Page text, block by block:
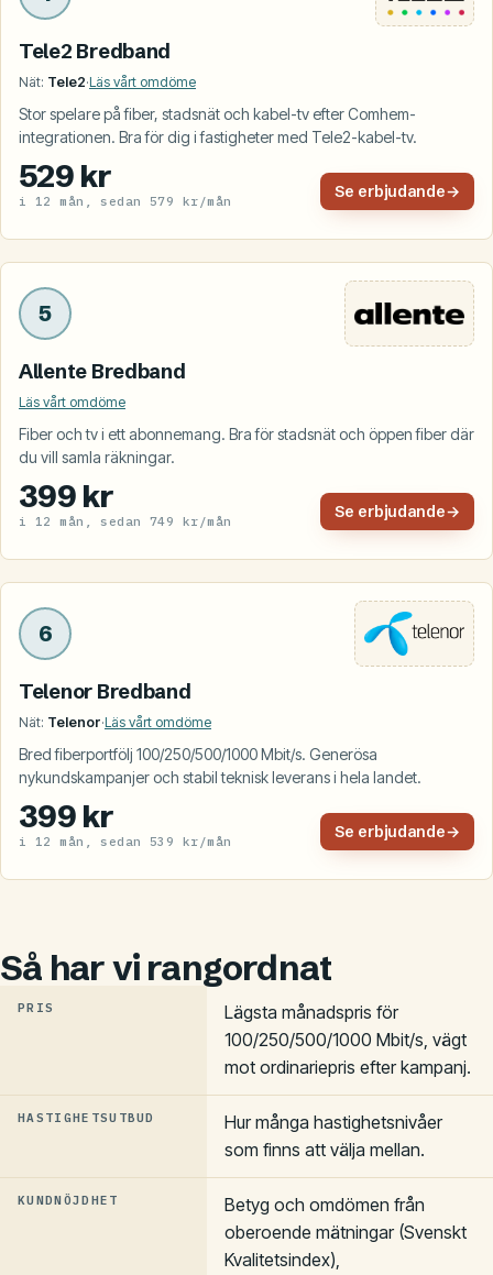
Tele2 Bredband
Nät: Tele2·Läs vårt omdöme
Stor spelare på fiber, stadsnät och kabel-tv efter Comhem-
integrationen. Bra för dig i fastigheter med Tele2-kabel-tv.
529 kr
i 12 mån, sedan 579 kr/mån Se erbjudande→
5
Allente Bredband
Läs vårt omdöme
Fiber och tv i ett abonnemang. Bra för stadsnät och öppen fiber där
du vill samla räkningar.
399 kr
i 12 mån, sedan 749 kr/mån Se erbjudande→
6
Telenor Bredband
Nät: Telenor·Läs vårt omdöme
Bred fiberportfölj 100/250/500/1000 Mbit/s. Generösa
nykundskampanjer och stabil teknisk leverans i hela landet.
399 kr
i 12 mån, sedan 539 kr/mån Se erbjudande→
Så har vi rangordnat
PRIS
Lägsta månadspris för
100/250/500/1000 Mbit/s, vägt
mot ordinariepris efter kampanj.
HASTIGHETSUTBUD
Hur många hastighetsnivåer
som finns att välja mellan.
KUNDNÖJDHET
Betyg och omdömen från
oberoende mätningar (Svenskt
Kvalitetsindex),